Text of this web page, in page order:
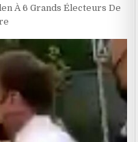
À 6 Grands Électeurs De